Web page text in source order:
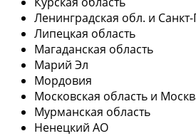
Ленинградская обл. и
Липецкая область
Магаданская область
Марий Эл
Мордовия
Московская область и
Мурманская область
Ненецкий АО